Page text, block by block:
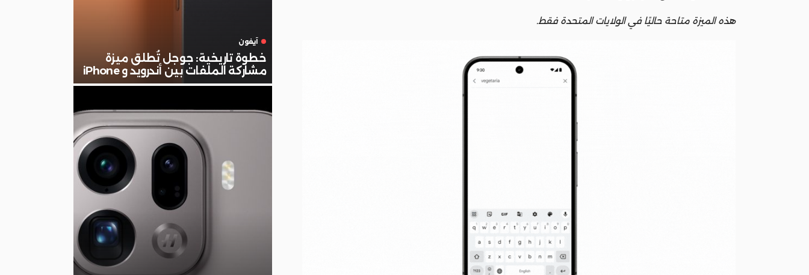
هذه الميزة متاحة حاليًا في الولايات المتحدة فقط.
آيفون
خطوة تاريخية: جوجل تُطلق ميزة
مشاركة الملفات بين أندرويد و iPhone